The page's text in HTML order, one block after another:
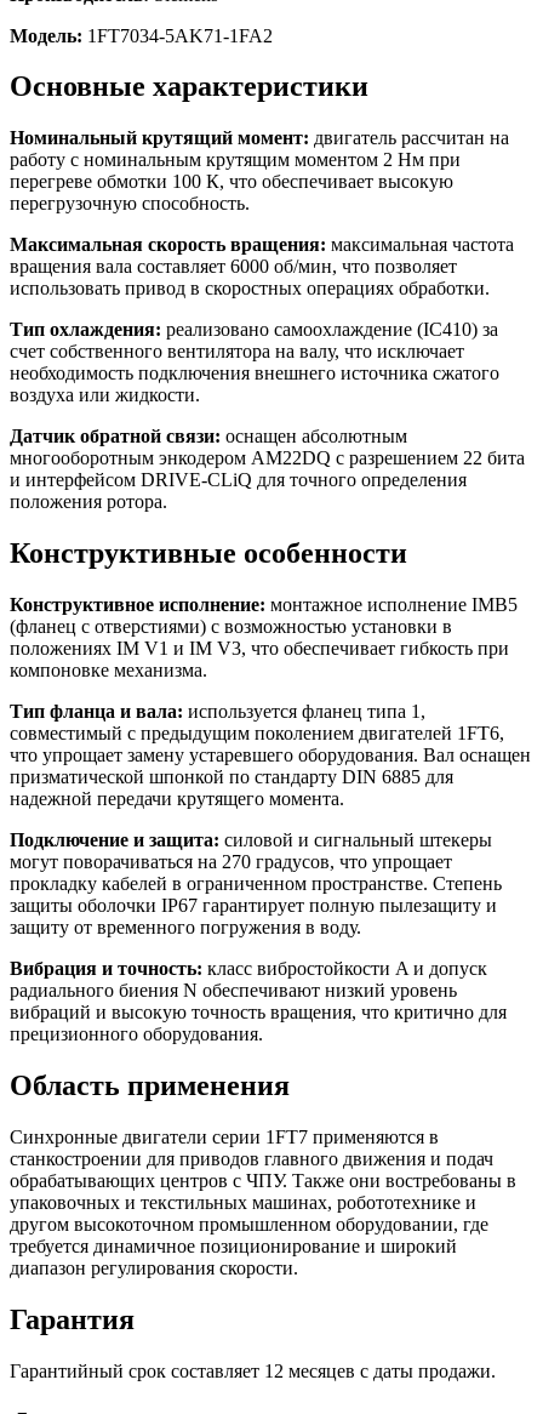
Модель: 1FT7034-5AK71-1FA2
Основные характеристики
Номинальный крутящий момент: двигатель рассчитан на
работу с номинальным крутящим моментом 2 Нм при
перегреве обмотки 100 К, что обеспечивает высокую
перегрузочную способность.
Максимальная скорость вращения: максимальная частота
вращения вала составляет 6000 об/мин, что позволяет
использовать привод в скоростных операциях обработки.
Тип охлаждения: реализовано самоохлаждение (IC410) за
счет собственного вентилятора на валу, что исключает
необходимость подключения внешнего источника сжатого
воздуха или жидкости.
Датчик обратной связи: оснащен абсолютным
многооборотным энкодером AM22DQ с разрешением 22 бита
и интерфейсом DRIVE-CLiQ для точного определения
положения ротора.
Конструктивные особенности
Конструктивное исполнение: монтажное исполнение IMB5
(фланец с отверстиями) с возможностью установки в
положениях IM V1 и IM V3, что обеспечивает гибкость при
компоновке механизма.
Тип фланца и вала: используется фланец типа 1,
совместимый с предыдущим поколением двигателей 1FT6,
что упрощает замену устаревшего оборудования. Вал оснащен
призматической шпонкой по стандарту DIN 6885 для
надежной передачи крутящего момента.
Подключение и защита: силовой и сигнальный штекеры
могут поворачиваться на 270 градусов, что упрощает
прокладку кабелей в ограниченном пространстве. Степень
защиты оболочки IP67 гарантирует полную пылезащиту и
защиту от временного погружения в воду.
Вибрация и точность: класс вибростойкости A и допуск
радиального биения N обеспечивают низкий уровень
вибраций и высокую точность вращения, что критично для
прецизионного оборудования.
Область применения
Синхронные двигатели серии 1FT7 применяются в
станкостроении для приводов главного движения и подач
обрабатывающих центров с ЧПУ. Также они востребованы в
упаковочных и текстильных машинах, робототехнике и
другом высокоточном промышленном оборудовании, где
требуется динамичное позиционирование и широкий
диапазон регулирования скорости.
Гарантия
Гарантийный срок составляет 12 месяцев с даты продажи.